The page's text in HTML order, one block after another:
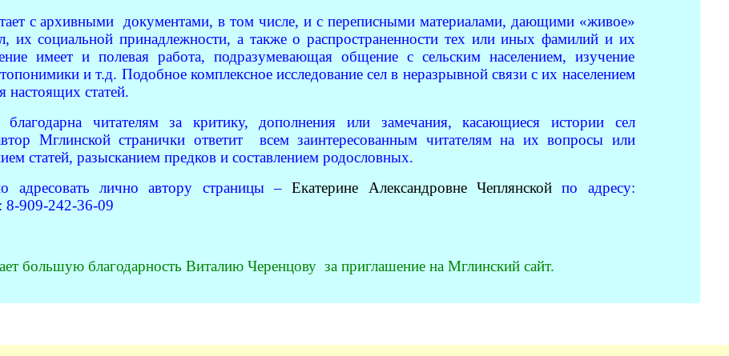
с архивными документами, в том числе, и с переписными материалами, дающими «живое»
их социальной принадлежности, а также о распространенности тех или иных фамилий и их
имеет и полевая работа, подразумевающая общение с сельским населением, изучение
и т.д. Подобное комплексное исследование сел в неразрывной связи с их населением
настоящих статей.
благодарна читателям за критику, дополнения или замечания, касающиеся истории сел
Мглинской странички ответит всем заинтересованным читателям на их вопросы или
статей, разысканием предков и составлением родословных.
адресовать лично автору страницы –Екатерине Александровне Чеплянскойпо адресу:
8-909-242-36-09
большую благодарность Виталию Черенцову за приглашение на Мглинский сайт.